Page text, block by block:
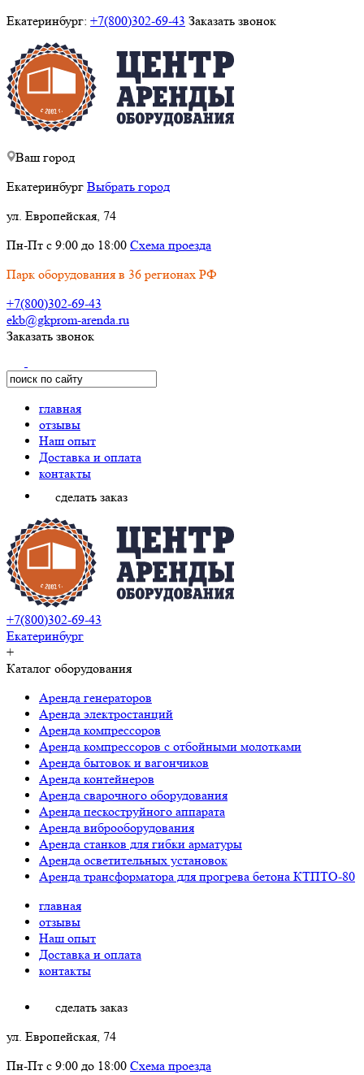
Екатеринбург: +7(800)302-69-43 Заказать звонок
Ваш город
Екатеринбург Выбрать город
ул. Европейская, 74
Пн-Пт с 9:00 до 18:00 Схема проезда
Парк оборудования в 36 регионах РФ
+7(800)302-69-43
ekb@gkprom-arenda.ru
Заказать звонок
главная
отзывы
Наш опыт
Доставка и оплата
контакты
сделать заказ
+7(800)302-69-43
Екатеринбург
+
Каталог оборудования
Аренда генераторов
Аренда электростанций
Аренда компрессоров
Аренда компрессоров с отбойными молотками
Аренда бытовок и вагончиков
Аренда контейнеров
Аренда сварочного оборудования
Аренда пескоструйного аппарата
Аренда виброоборудования
Аренда станков для гибки арматуры
Аренда осветительных установок
Аренда трансформатора для прогрева бетона КТПТО-80
главная
отзывы
Наш опыт
Доставка и оплата
контакты
сделать заказ
ул. Европейская, 74
Пн-Пт с 9:00 до 18:00 Схема проезда